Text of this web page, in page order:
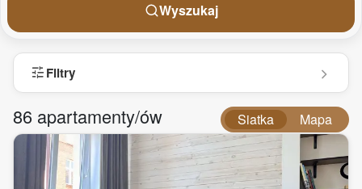
Wyszukaj
tuneFiltry
86 apartamenty/ów Siatka Mapa